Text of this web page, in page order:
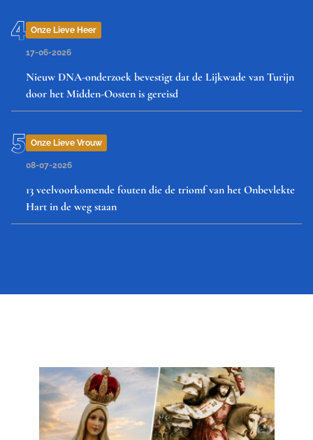
Onze Lieve Heer
17-06-2026
Nieuw DNA-onderzoek bevestigt dat de Lijkwade van Turijn
door het Midden-Oosten is gereisd
Onze Lieve Vrouw
08-07-2026
13 veelvoorkomende fouten die de triomf van het Onbevlekte
Hart in de weg staan